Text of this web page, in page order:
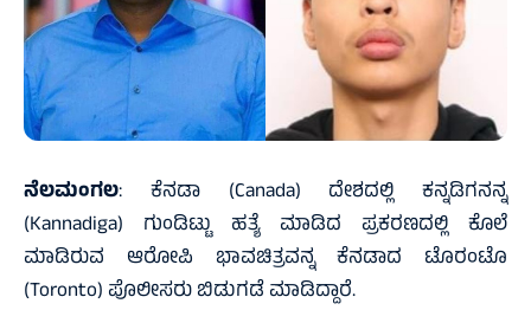
ನೆಲಮಂಗಲ: ಕೆನಡಾ (Canada) ದೇಶದಲ್ಲಿ ಕನ್ನಡಿಗನನ್ನ
(Kannadiga) ಗುಂಡಿಟ್ಟು ಹತ್ಯೆ ಮಾಡಿದ ಪ್ರಕರಣದಲ್ಲಿ ಕೊಲೆ
ಮಾಡಿರುವ ಆರೋಪಿ ಭಾವಚಿತ್ರವನ್ನ ಕೆನಡಾದ ಟೊರಂಟೊ
(Toronto) ಪೊಲೀಸರು ಬಿಡುಗಡೆ ಮಾಡಿದ್ದಾರೆ.